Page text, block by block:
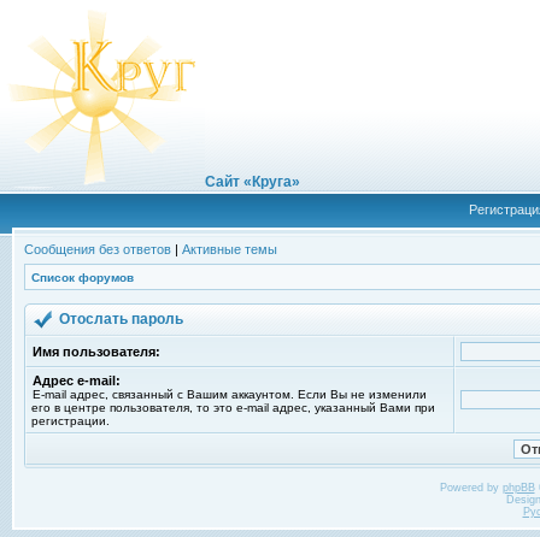
Сайт «Круга»
Сообщения без ответов | Активные темы
Список форумов
Отослать пароль
Имя пользователя:
Адрес e-mail:
E-mail адрес, связанный с Вашим аккаунтом. Если Вы не изменили
его в центре пользователя, то это e-mail адрес, указанный Вами при
регистрации.
Powered by phpBB